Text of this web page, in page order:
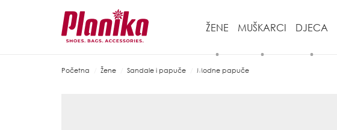
ŽENE MUŠKARCI DJECA
Početna Žene Sandale i papuče Modne papuče